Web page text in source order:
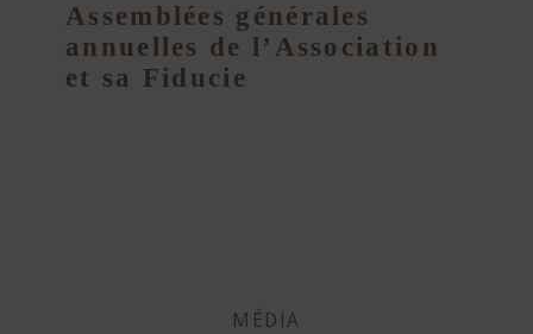
Assemblées générales
annuelles de l’Association
et sa Fiducie
MÉDIA